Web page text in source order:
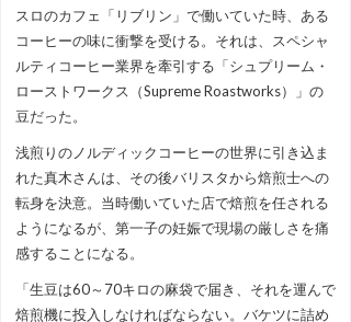
スロのカフェ「リブリン」で働いていた時、ある
コーヒーの味に衝撃を受ける。それは、スペシャ
ルティコーヒー業界を牽引する「シュプリーム・
ローストワークス（Supreme Roastworks）」の
豆だった。
浅煎りのノルディックコーヒーの世界に引き込ま
れた真木さんは、その後バリスタから焙煎士への
転身を決意。当時働いていた店で焙煎を任される
ようになるが、第一子の妊娠で現場の厳しさを痛
感することになる。
「生豆は60～70キロの麻袋で届き、それを運んで
焙煎機に投入しなければならない。バケツに詰め